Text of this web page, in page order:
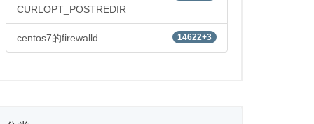
CURLOPT_POSTREDIR
14622+3
centos7的firewalld